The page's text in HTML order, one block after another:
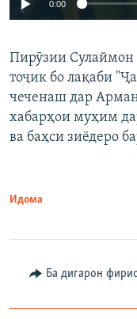
Auto
0:00
Пирӯзии
тоҷик бо лақаби
чеченаш дар
хабарҳои муҳим
ва баҳси зиёдеро
Идома
Ба дигарон